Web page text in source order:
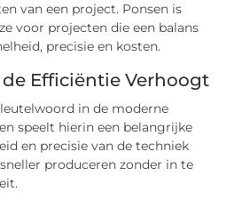
van een project. Ponsen is
voor projecten die een balans
precisie en kosten.
de Efficiëntie Verhoogt
in de moderne
speelt hierin een belangrijke
en precisie van de techniek
produceren zonder in te